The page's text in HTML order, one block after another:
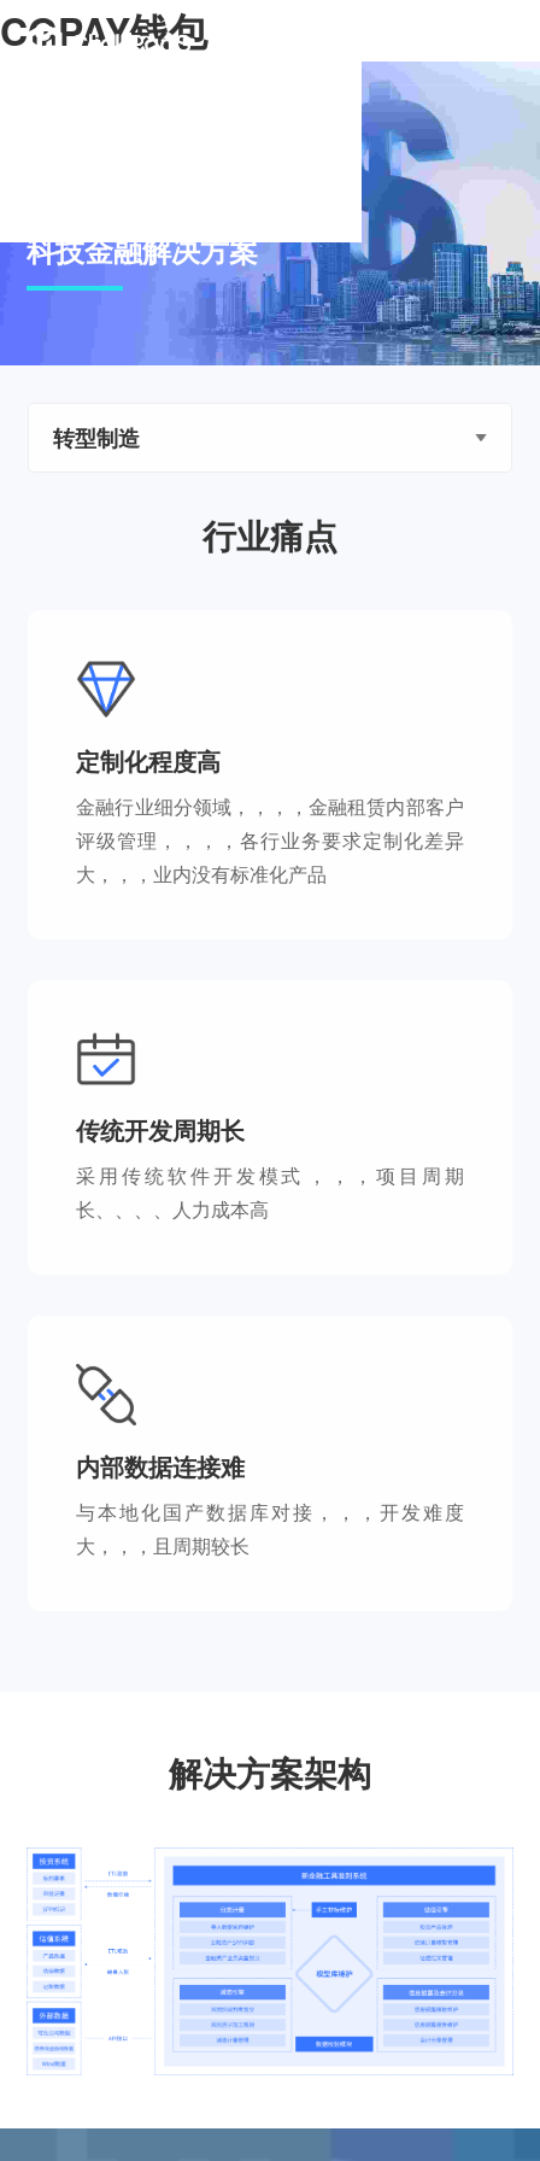
CGPAY钱包
科技金融解决方案
转型制造
行业痛点
定制化程度高
金融行业细分领域，，，，金融租赁内部客户
评级管理，，，，各行业务要求定制化差异
大，，，业内没有标准化产品
传统开发周期长
采用传统软件开发模式，，，项目周期
长、、、、人力成本高
内部数据连接难
与本地化国产数据库对接，，，开发难度
大，，，且周期较长
解决方案架构